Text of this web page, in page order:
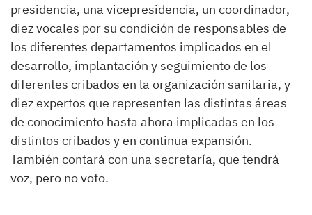
presidencia, una vicepresidencia, un coordinador,
diez vocales por su condición de responsables de
los diferentes departamentos implicados en el
desarrollo, implantación y seguimiento de los
diferentes cribados en la organización sanitaria, y
diez expertos que representen las distintas áreas
de conocimiento hasta ahora implicadas en los
distintos cribados y en continua expansión.
También contará con una secretaría, que tendrá
voz, pero no voto.